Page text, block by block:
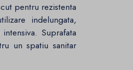
pentru rezistenta
indelungata,
Suprafata
un spatiu sanitar